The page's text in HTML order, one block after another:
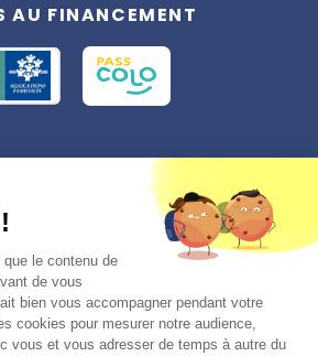
AU FINANCEMENT
applicable en matière de données
d'un droit d'accès, de rectification et
limitation du traitement des données vous
consulter
notre politique de confidentialité
des cookies >
le contenu de
de vous
bien vous accompagner pendant votre
cookies pour mesurer notre audience,
vous et vous adresser de temps à autre du